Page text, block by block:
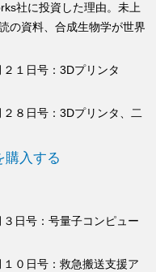
８日号：3Dプリンタ、二
１日号：3Dプリンタ
社に投資した理由。未上
の資料、合成生物学が世界
購入する
０日号：救急搬送支援ア
日号：号量子コンピュー